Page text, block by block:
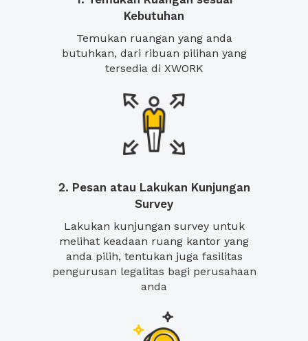
Kebutuhan
Temukan ruangan yang anda
butuhkan, dari ribuan pilihan yang
tersedia di XWORK
2. Pesan atau Lakukan Kunjungan
Survey
Lakukan kunjungan survey untuk
melihat keadaan ruang kantor yang
anda pilih, tentukan juga fasilitas
pengurusan legalitas bagi perusahaan
anda